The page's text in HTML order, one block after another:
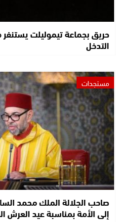
حريق بجماعة تيموليلت
التدخل
مستجدات
صاحب الجلالة الملك محمد
إلى الأمة بمناسبة عيد العرش